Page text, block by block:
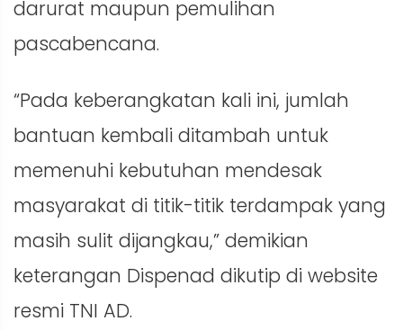
darurat maupun pemulihan
pascabencana.
“Pada keberangkatan kali ini, jumlah
bantuan kembali ditambah untuk
memenuhi kebutuhan mendesak
masyarakat di titik-titik terdampak yang
masih sulit dijangkau,” demikian
keterangan Dispenad dikutip di website
resmi TNI AD.